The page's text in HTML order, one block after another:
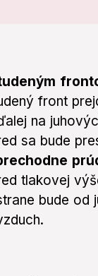
front
na
sa bude
tlakovej
bude od